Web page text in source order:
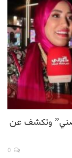
وتكشف عن